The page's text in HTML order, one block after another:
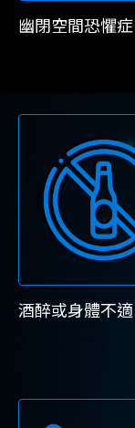
幽閉空間恐懼症
酒醉或身體不適